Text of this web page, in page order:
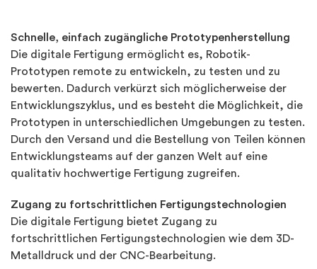
Schnelle, einfach zugängliche Prototypenherstellung
Die digitale Fertigung ermöglicht es, Robotik-
Prototypen remote zu entwickeln, zu testen und zu
bewerten. Dadurch verkürzt sich möglicherweise der
Entwicklungszyklus, und es besteht die Möglichkeit, die
Prototypen in unterschiedlichen Umgebungen zu testen.
Durch den Versand und die Bestellung von Teilen können
Entwicklungsteams auf der ganzen Welt auf eine
qualitativ hochwertige Fertigung zugreifen.
Zugang zu fortschrittlichen Fertigungstechnologien
Die digitale Fertigung bietet Zugang zu
fortschrittlichen Fertigungstechnologien wie dem 3D-
Metalldruck und der CNC-Bearbeitung.